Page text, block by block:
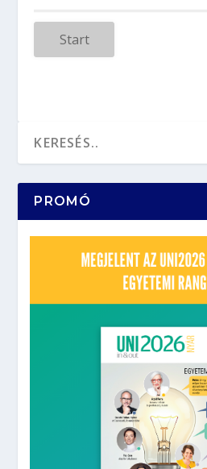
Start
PROMÓ